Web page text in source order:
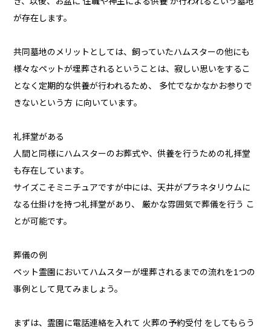
が存在します。
共同墓地のメリットとしては、飼っていたハムスターの他にも
様々なペットが埋葬されるということは、寂しい思いをするこ
となく定期的な供養が行われるため、 多忙でなかなかお参りで
きないという方 に向いています。
礼拝堂がある
人間と同様にハムスターのお葬式や、供養を行うための礼拝堂
も存在しています。
サイズこそミニチュアですが中には、天井がプラネタリウムに
なる仕掛けを持つ礼拝堂があり、 厳かな雰囲気で葬儀を行う こ
とが可能です。
葬儀の例
ペット霊園においてハムスターが埋葬されるまでの流れを1つの
事例として見てみましょう。
まずは、霊園に電話連絡を入れて 火葬の予約受付 をしてもらう